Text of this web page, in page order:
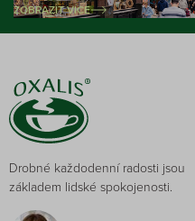
ZOBRAZIT VÍCE
Drobné každodenní radosti jsou
základem lidské spokojenosti.